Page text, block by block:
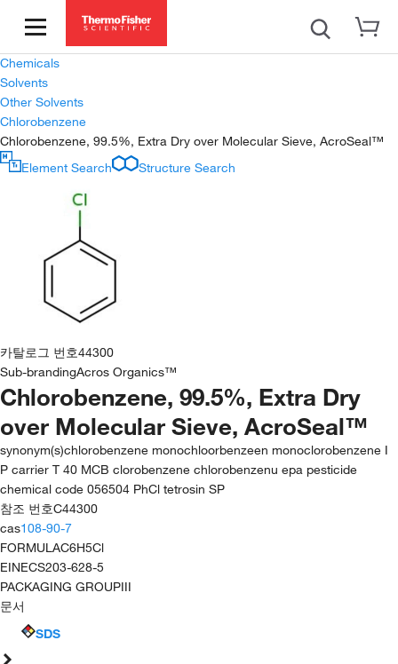
Chemicals
Solvents
Other Solvents
Chlorobenzene
Chlorobenzene, 99.5%, Extra Dry over Molecular Sieve, AcroSeal™
Element Search
Structure Search
카탈로그 번호44300
Sub-brandingAcros Organics™
Chlorobenzene, 99.5%, Extra Dry
over Molecular Sieve, AcroSeal™
synonym(s)chlorobenzene monochloorbenzeen monoclorobenzene I
P carrier T 40 MCB clorobenzene chlorobenzenu epa pesticide
chemical code 056504 PhCl tetrosin SP
참조 번호C44300
cas108-90-7
FORMULAC6H5Cl
EINECS203-628-5
PACKAGING GROUPIII
문서
SDS